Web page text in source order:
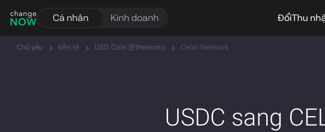
Cá nhân Kinh doanh ĐổiThu
Chủ yếu tiền tệ USD Coin (Ethereum) Celer Network
USDC sang